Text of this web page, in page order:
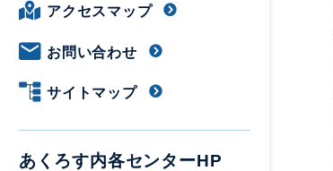
アクセスマップ
お問い合わせ
サイトマップ
あくろす内各センターHP